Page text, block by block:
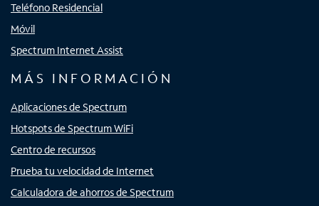
Teléfono Residencial
Móvil
Spectrum Internet Assist
MÁS INFORMACIÓN
Aplicaciones de Spectrum
Hotspots de Spectrum WiFi
Centro de recursos
Prueba tu velocidad de Internet
Calculadora de ahorros de Spectrum